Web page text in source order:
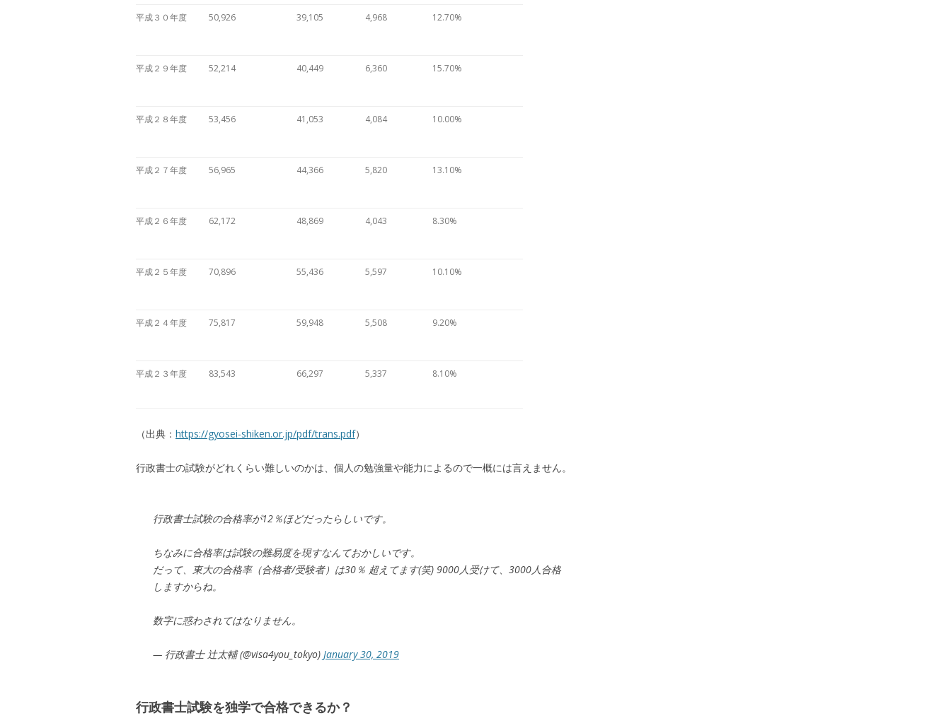
平成３０年度 50,926 39,105 4,968 12.70%
平成２９年度 52,214 40,449 6,360 15.70%
平成２８年度 53,456 41,053 4,084 10.00%
平成２７年度 56,965 44,366 5,820 13.10%
平成２６年度 62,172 48,869 4,043 8.30%
平成２５年度 70,896 55,436 5,597 10.10%
平成２４年度 75,817 59,948 5,508 9.20%
平成２３年度 83,543 66,297 5,337 8.10%
（出典： https://gyosei-shiken.or.jp/pdf/trans.pdf）
行政書士の試験がどれくらい難しいのかは、個人の勉強量や能力によるので一概には言えません。
行政書士試験の合格率が12％ほどだったらしいです。
ちなみに合格率は試験の難易度を現すなんておかしいです。
だって、東大の合格率（合格者/受験者）は30％ 超えてます(笑) 9000人受けて、3000人合格
しますからね。
数字に惑わされてはなりません。
— 行政書士 辻太輔 (@visa4you_tokyo) January 30, 2019
行政書士試験を独学で合格できるか？